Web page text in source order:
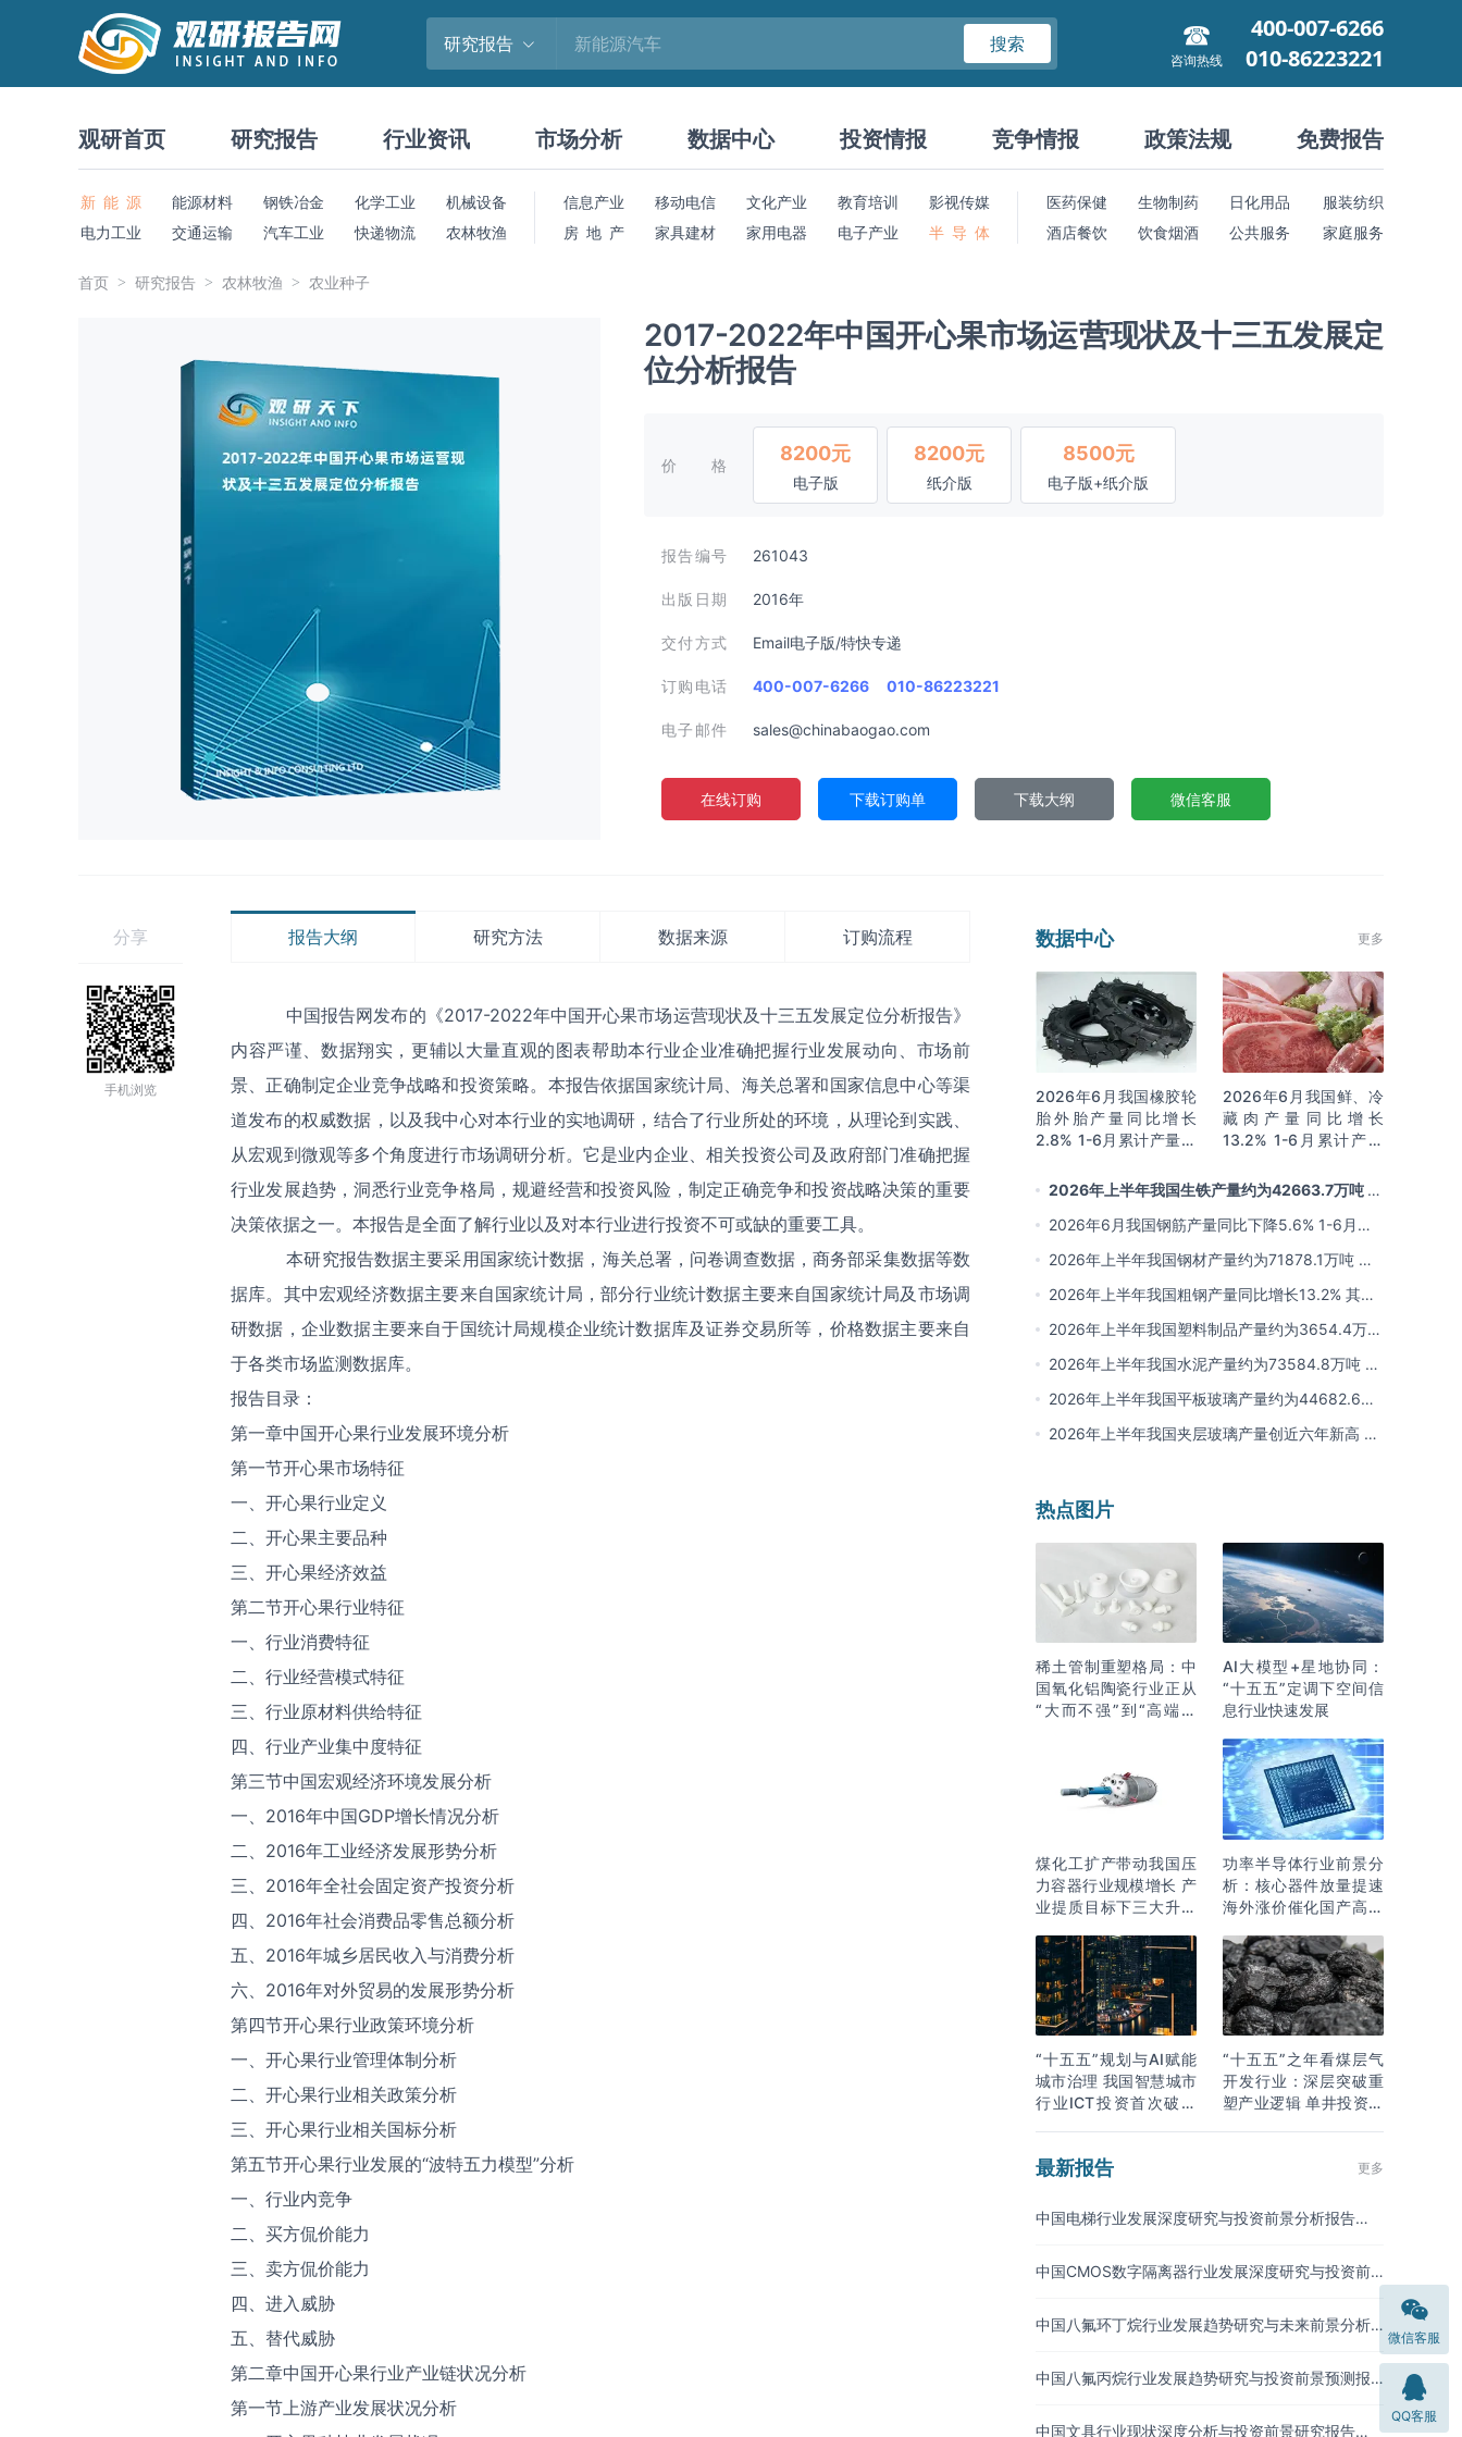
研究报告 搜索
咨询热线
400-007-6266
010-86223221
观研首页 研究报告 行业资讯 市场分析 数据中心 投资情报 竞争情报 政策法规 免费报告
新 能 源 能源材料 钢铁冶金 化学工业
机械设备
电力工业
交通运输 汽车工业 快递物流 农林牧渔
信息产业 移动电信 文化产业 教育培训
影视传媒
房 地 产
家具建材 家用电器 电子产业 半 导 体
医药保健 生物制药 日化用品
服装纺织
酒店餐饮
饮食烟酒 公共服务 家庭服务
首页 研究报告 农林牧渔 农业种子
2017-2022年中国开心果市场运营现状及十三五发展定
位分析报告
价格
8200元
电子版
8200元
纸介版
8500元
电子版+纸介版
报告编号 261043
出版日期 2016年
交付方式 Email电子版/特快专递
订购电话 400-007-6266 010-86223221
电子邮件 sales@chinabaogao.com
在线订购 下载订购单 下载大纲 微信客服
分享
手机浏览
报告大纲 研究方法 数据来源 订购流程
中国报告网发布的《2017-2022年中国开心果市场运营现状及十三五发展定位分析报告》
内容严谨、数据翔实，更辅以大量直观的图表帮助本行业企业准确把握行业发展动向、市场前
景、正确制定企业竞争战略和投资策略。本报告依据国家统计局、海关总署和国家信息中心等渠
道发布的权威数据，以及我中心对本行业的实地调研，结合了行业所处的环境，从理论到实践、
从宏观到微观等多个角度进行市场调研分析。它是业内企业、相关投资公司及政府部门准确把握
行业发展趋势，洞悉行业竞争格局，规避经营和投资风险，制定正确竞争和投资战略决策的重要
决策依据之一。本报告是全面了解行业以及对本行业进行投资不可或缺的重要工具。
本研究报告数据主要采用国家统计数据，海关总署，问卷调查数据，商务部采集数据等数
据库。其中宏观经济数据主要来自国家统计局，部分行业统计数据主要来自国家统计局及市场调
研数据，企业数据主要来自于国统计局规模企业统计数据库及证券交易所等，价格数据主要来自
于各类市场监测数据库。
报告目录：
第一章中国开心果行业发展环境分析
第一节开心果市场特征
一、开心果行业定义
二、开心果主要品种
三、开心果经济效益
第二节开心果行业特征
一、行业消费特征
二、行业经营模式特征
三、行业原材料供给特征
四、行业产业集中度特征
第三节中国宏观经济环境发展分析
一、2016年中国GDP增长情况分析
二、2016年工业经济发展形势分析
三、2016年全社会固定资产投资分析
四、2016年社会消费品零售总额分析
五、2016年城乡居民收入与消费分析
六、2016年对外贸易的发展形势分析
第四节开心果行业政策环境分析
一、开心果行业管理体制分析
二、开心果行业相关政策分析
三、开心果行业相关国标分析
第五节开心果行业发展的“波特五力模型”分析
一、行业内竞争
二、买方侃价能力
三、卖方侃价能力
四、进入威胁
五、替代威胁
第二章中国开心果行业产业链状况分析
第一节上游产业发展状况分析
数据中心 更多
2026年6月我国橡胶轮
胎外胎产量同比增长
2.8% 1-6月累计产量同
2026年6月我国鲜、冷
藏肉产量同比增长
13.2% 1-6月累计产量
2026年上半年我国生铁产量约为42663.7万吨 同
比下降2.8% 其中河北产量占比22.7%排名第一
2026年6月我国钢筋产量同比下降5.6% 1-6月累
计产量同比下降10.7%
2026年上半年我国钢材产量约为71878.1万吨 同
比下降0.9% 其中河北以超亿吨产量排名第一
2026年上半年我国粗钢产量同比增长13.2% 其中
河北产量占比21.5%位居首位
2026年上半年我国塑料制品产量约为3654.4万吨
其中江苏、浙江产量分别占比18.9%、16.0%
2026年上半年我国水泥产量约为73584.8万吨 同
比下降8% 其中广东、浙江和安徽分别排名前三
2026年上半年我国平板玻璃产量约为44682.6万
重量箱 同比下降5.7% 其中河北产量最多 占比
2026年上半年我国夹层玻璃产量创近六年新高 约
热点图片
稀土管制重塑格局：中
国氧化铝陶瓷行业正从
“大而不强”到“高端突
AI大模型+星地协同：
“十五五”定调下空间信
息行业快速发展
煤化工扩产带动我国压
力容器行业规模增长 产
业提质目标下三大升级
功率半导体行业前景分
析：核心器件放量提速
海外涨价催化国产高端
“十五五”规划与AI赋能
城市治理 我国智慧城市
行业ICT投资首次破万
“十五五”之年看煤层气
开发行业：深层突破重
塑产业逻辑 单井投资成
最新报告 更多
中国电梯行业发展深度研究与投资前景分析报告
中国CMOS数字隔离器行业发展深度研究与投资前
中国八氟环丁烷行业发展趋势研究与未来前景分析
中国八氟丙烷行业发展趋势研究与投资前景预测报
中国文具行业现状深度分析与投资前景研究报告
微信客服
QQ客服